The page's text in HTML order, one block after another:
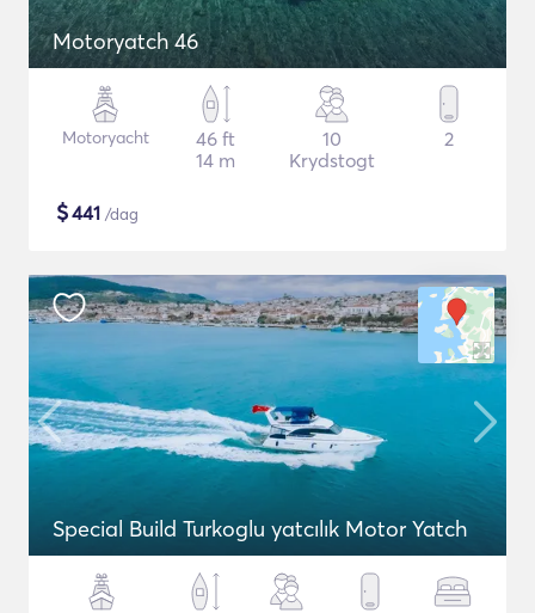
Motoryatch 46
Motoryacht
46 ft
14 m
10
Krydstogt
2
$441 /dag
Special Build Turkoglu yatcılık Motor Yatch